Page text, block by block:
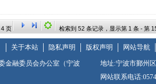
4 页 检索到52 条记录，显示第1 条 - 第
关于本站 隐私声明 版权声明 网站导航
金融委员会办公室（宁波
地址:宁波市鄞州
网站联系电话